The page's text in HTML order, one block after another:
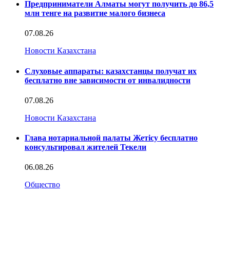
Предприниматели Алматы могут получить до 86,5
млн тенге на развитие малого бизнеса
07.08.26
Новости Казахстана
Слуховые аппараты: казахстанцы получат их
бесплатно вне зависимости от инвалидности
07.08.26
Новости Казахстана
Глава нотариальной палаты Жетісу бесплатно
консультировал жителей Текели
06.08.26
Общество